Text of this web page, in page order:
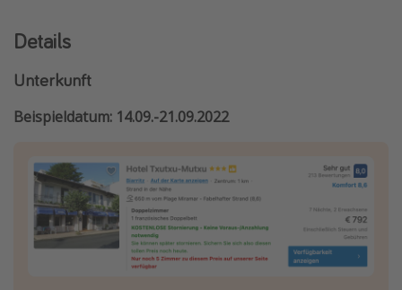
Details
Unterkunft
Beispieldatum: 14.09.-21.09.2022